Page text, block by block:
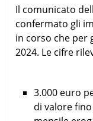
Il comunicato
confermato gli
in corso che per
2024. Le cifre
3.000 euro
di valore